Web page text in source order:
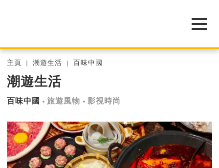
主頁 潮遊生活 百味中國
潮遊生活
百味中國 旅遊風物 影視時尚